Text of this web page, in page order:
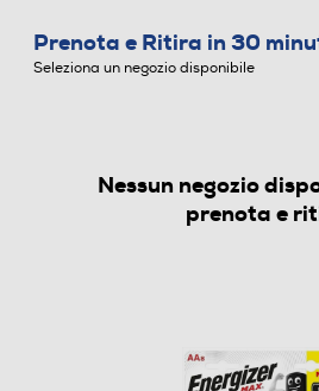
PILE-BATTERIE
Prenota e Ritira in 30
Seleziona un negozio disponibile
Nessun negozio
prenota e